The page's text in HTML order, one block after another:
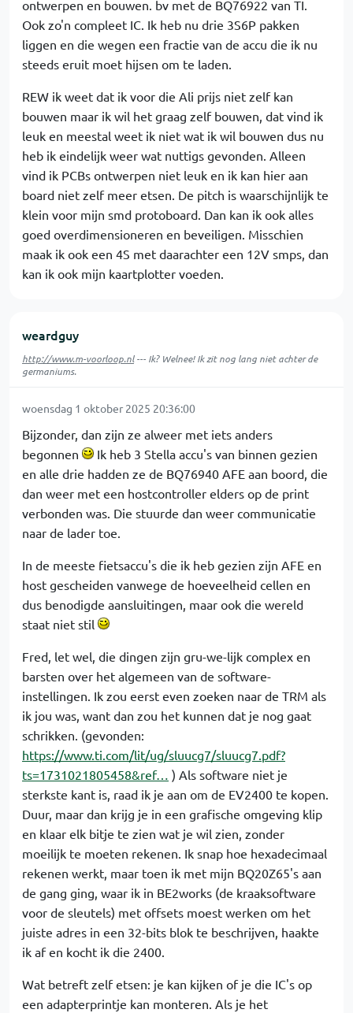
ontwerpen en bouwen. bv met de BQ76922 van TI.
Ook zo'n compleet IC. Ik heb nu drie 3S6P pakken
liggen en die wegen een fractie van de accu die ik nu
steeds eruit moet hijsen om te laden.
REW ik weet dat ik voor die Ali prijs niet zelf kan
bouwen maar ik wil het graag zelf bouwen, dat vind ik
leuk en meestal weet ik niet wat ik wil bouwen dus nu
heb ik eindelijk weer wat nuttigs gevonden. Alleen
vind ik PCBs ontwerpen niet leuk en ik kan hier aan
board niet zelf meer etsen. De pitch is waarschijnlijk te
klein voor mijn smd protoboard. Dan kan ik ook alles
goed overdimensioneren en beveiligen. Misschien
maak ik ook een 4S met daarachter een 12V smps, dan
kan ik ook mijn kaartplotter voeden.
weardguy
http://www.m-voorloop.nl--- Ik? Welnee! Ik zit nog lang niet achter de
germaniums.
woensdag 1 oktober 2025 20:36:00
Bijzonder, dan zijn ze alweer met iets anders
begonnen
Ik heb 3 Stella accu's van binnen gezien
en alle drie hadden ze de BQ76940 AFE aan boord, die
dan weer met een hostcontroller elders op de print
verbonden was. Die stuurde dan weer communicatie
naar de lader toe.
In de meeste fietsaccu's die ik heb gezien zijn AFE en
host gescheiden vanwege de hoeveelheid cellen en
dus benodigde aansluitingen, maar ook die wereld
staat niet stil
Fred, let wel, die dingen zijn gru-we-lijk complex en
barsten over het algemeen van de software-
instellingen. Ik zou eerst even zoeken naar de TRM als
ik jou was, want dan zou het kunnen dat je nog gaat
schrikken. (gevonden:
https://www.ti.com/lit/ug/sluucg7/sluucg7.pdf?
ts=1731021805458&ref… ) Als software niet je
sterkste kant is, raad ik je aan om de EV2400 te kopen.
Duur, maar dan krijg je in een grafische omgeving klip
en klaar elk bitje te zien wat je wil zien, zonder
moeilijk te moeten rekenen. Ik snap hoe hexadecimaal
rekenen werkt, maar toen ik met mijn BQ20Z65's aan
de gang ging, waar ik in BE2works (de kraaksoftware
voor de sleutels) met offsets moest werken om het
juiste adres in een 32-bits blok te beschrijven, haakte
ik af en kocht ik die 2400.
Wat betreft zelf etsen: je kan kijken of je die IC's op
een adapterprintje kan monteren. Als je het